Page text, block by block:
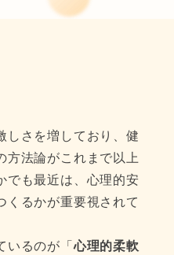
しさを増しており、健
方法論がこれまで以上
でも最近は、心理的安
くるかが重要視されて
いるのが「心理的柔軟